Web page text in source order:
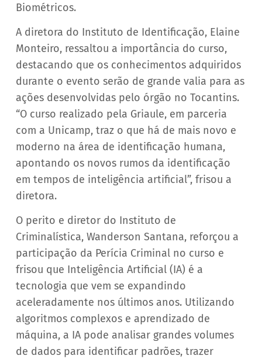
Biométricos.
A diretora do Instituto de Identificação, Elaine
Monteiro, ressaltou a importância do curso,
destacando que os conhecimentos adquiridos
durante o evento serão de grande valia para as
ações desenvolvidas pelo órgão no Tocantins.
“O curso realizado pela Griaule, em parceria
com a Unicamp, traz o que há de mais novo e
moderno na área de identificação humana,
apontando os novos rumos da identificação
em tempos de inteligência artificial”, frisou a
diretora.
O perito e diretor do Instituto de
Criminalística, Wanderson Santana, reforçou a
participação da Perícia Criminal no curso e
frisou que Inteligência Artificial (IA) é a
tecnologia que vem se expandindo
aceleradamente nos últimos anos. Utilizando
algoritmos complexos e aprendizado de
máquina, a IA pode analisar grandes volumes
de dados para identificar padrões, trazer